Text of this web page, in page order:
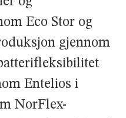
Eco Stor og
gjennom
Entelios i
NorFlex-